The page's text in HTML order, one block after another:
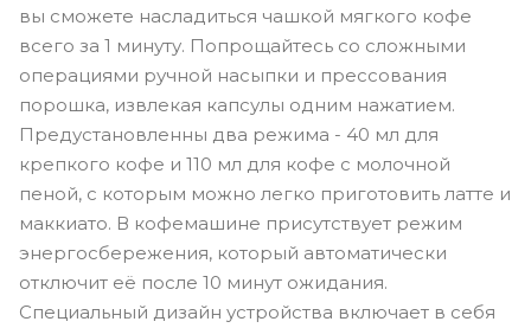
вы сможете насладиться чашкой мягкого кофе
всего за 1 минуту. Попрощайтесь со сложными
операциями ручной насыпки и прессования
порошка, извлекая капсулы одним нажатием.
Предустановленны два режима - 40 мл для
крепкого кофе и 110 мл для кофе с молочной
пеной, с которым можно легко приготовить латте и
маккиато. В кофемашине присутствует режим
энергосбережения, который автоматически
отключит её после 10 минут ожидания.
Специальный дизайн устройства включает в себя